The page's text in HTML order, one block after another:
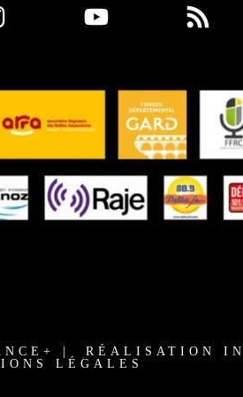
| RÉALISATION
LÉGALES